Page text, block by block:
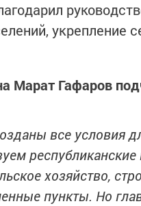
укрепление
Марат Гафаров
все условия
хозяйство,
пункты. Но